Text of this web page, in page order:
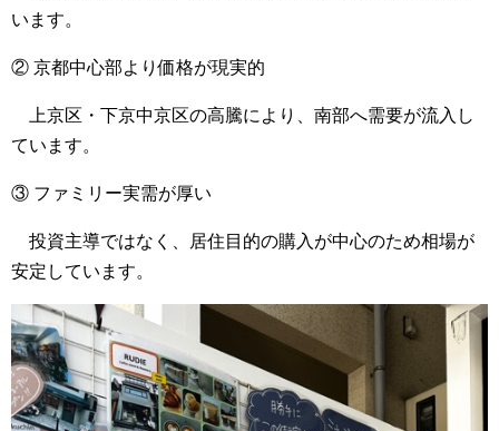
います。
② 京都中心部より価格が現実的
上京区・下京中京区の高騰により、南部へ需要が流入し
ています。
③ ファミリー実需が厚い
投資主導ではなく、居住目的の購入が中心のため相場が
安定しています。